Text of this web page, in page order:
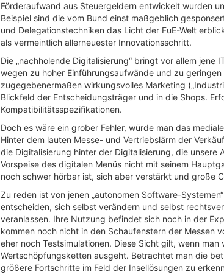
Förderaufwand aus Steuergeldern entwickelt wurden
Beispiel sind die vom Bund einst maßgeblich
und Delegationstechniken das Licht der FuE-Welt
als vermeintlich allerneuester Innovationsschritt.
Die „nachholende Digitalisierung“ bringt vor allem
wegen zu hoher Einführungsaufwände und zu
zugegebenermaßen wirkungsvolles Marketing
Blickfeld der Entscheidungsträger und in die Shops.
Kompatibilitätsspezifikationen.
Doch es wäre ein grober Fehler, würde man das
Hinter dem lauten Messe- und Vertriebslärm der
die Digitalisierung hinter der Digitalisierung, die
Vorspeise des digitalen Menüs nicht mit seinem
noch schwer hörbar ist, sich aber verstärkt und große
Zu reden ist von jenen „autonomen Software-
entscheiden, sich selbst verändern und selbst
veranlassen. Ihre Nutzung befindet sich noch in der
kommen noch nicht in den Schaufenstern der Messen
eher noch Testsimulationen. Diese Sicht gilt, wenn
Wertschöpfungsketten ausgeht. Betrachtet man die
größere Fortschritte im Feld der Insellösungen zu